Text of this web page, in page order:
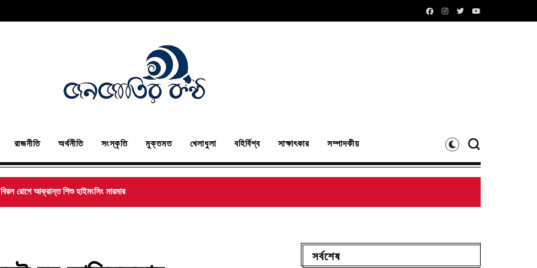
রাজনীতি অর্থনীতি সংস্কৃতি মুক্তমত খেলাধুলা বহির্বিশ্ব সাক্ষাৎকার সম্পাদকীয়
বিরল রোগে আক্রান্ত শিশু হাইমংসিং মারমার
আগ্রাসন: প্রসঙ্গ পার্বত্য চট্টগ্রাম
সর্বশেষ